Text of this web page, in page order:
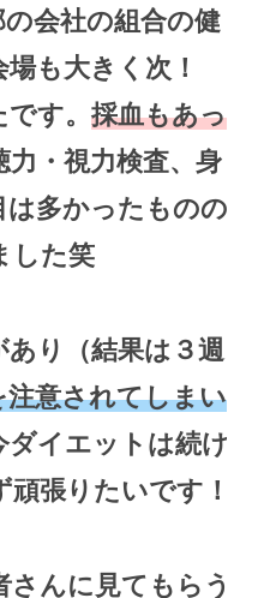
会社の組合の健
も大きく次！
す。 採血もあっ
力・視力検査、身
は多かったものの
した笑
り（結果は３週
意されてしまい
エットは続け
張りたいです！
んに見てもらう